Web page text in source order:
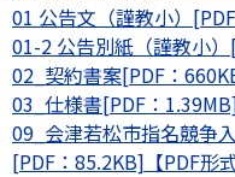
01 公告文（謹教小）
01-2 公告別紙（謹教小
02_契約書案[PDF：
03_仕様書[PDF：
09_会津若松市指名競争
[PDF：85.2KB]